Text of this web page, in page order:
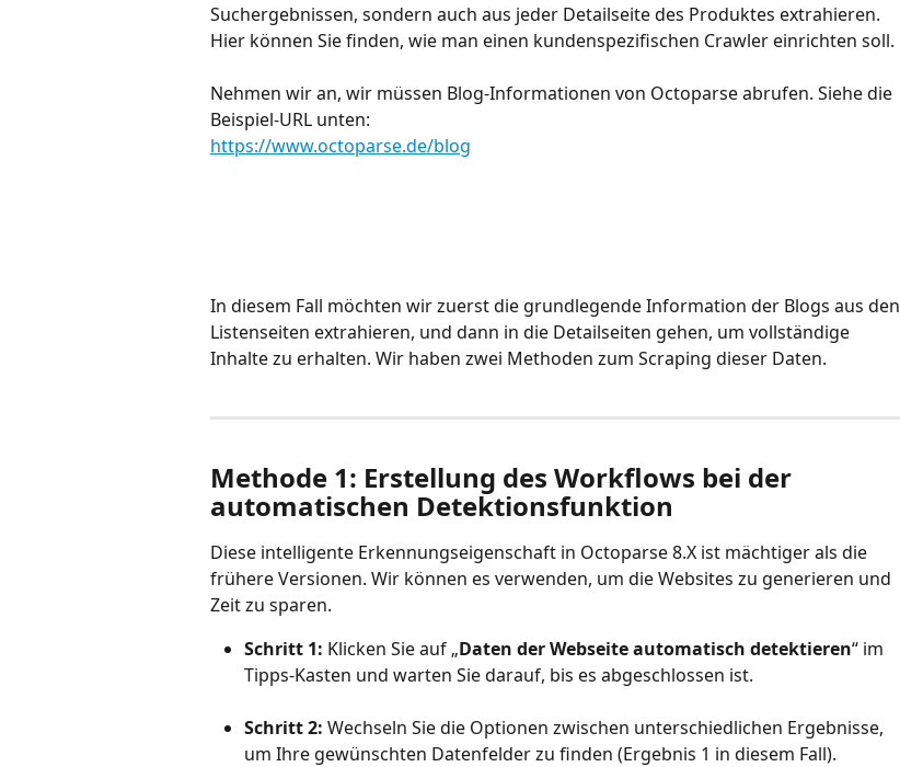
Suchergebnissen, sondern auch aus jeder Detailseite des Produktes extrahieren.
Hier können Sie finden, wie man einen kundenspezifischen Crawler einrichten soll.
Nehmen wir an, wir müssen Blog-Informationen von Octoparse abrufen. Siehe die
Beispiel-URL unten:
https://www.octoparse.de/blog
In diesem Fall möchten wir zuerst die grundlegende Information der Blogs aus den
Listenseiten extrahieren, und dann in die Detailseiten gehen, um vollständige
Inhalte zu erhalten. Wir haben zwei Methoden zum Scraping dieser Daten.
Methode 1: Erstellung des Workflows bei der
automatischen Detektionsfunktion
Diese intelligente Erkennungseigenschaft in Octoparse 8.X ist mächtiger als die
frühere Versionen. Wir können es verwenden, um die Websites zu generieren und
Zeit zu sparen.
Schritt 1: Klicken Sie auf „Daten der Webseite automatisch detektieren“ im
Tipps-Kasten und warten Sie darauf, bis es abgeschlossen ist.
Schritt 2: Wechseln Sie die Optionen zwischen unterschiedlichen Ergebnisse,
um Ihre gewünschten Datenfelder zu finden (Ergebnis 1 in diesem Fall).